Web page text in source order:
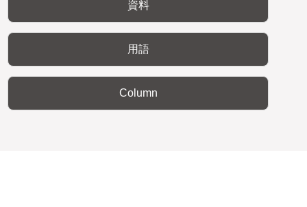
資料
用語
Column